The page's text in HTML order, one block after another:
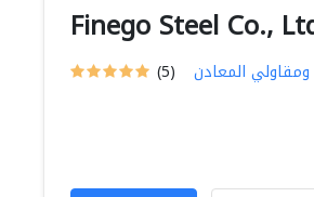
Finego Steel Co.,
(5) المعادن